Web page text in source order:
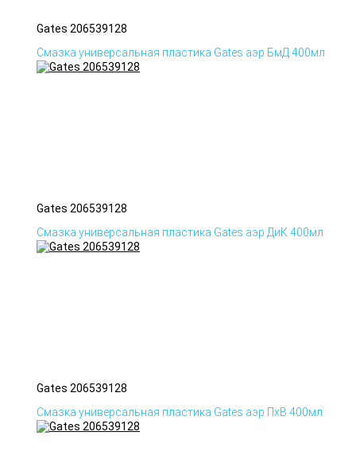
Gates 206539128
Смазка универсальная пластика Gates аэр БмД 400мл
Gates 206539128
Смазка универсальная пластика Gates аэр ДиК 400мл
Gates 206539128
Смазка универсальная пластика Gates аэр ПхВ 400мл